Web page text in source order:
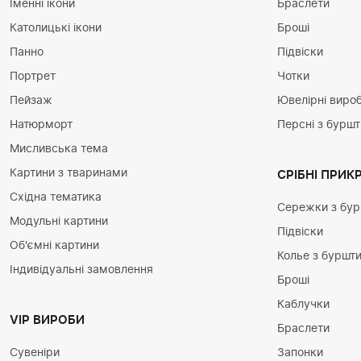
Іменні ікони
Католицькі ікони
Панно
Портрет
Пейзаж
Натюрморт
Мисливська тема
Картини з тваринами
Східна тематика
Модульні картини
Об'ємні картини
Індивідуальні замовлення
VIP ВИРОБИ
Сувеніри
Браслети
Броші
Підвіски
Чотки
Ювелірні
Персні з
СРІБНІ
Сережки з
Підвіски
Колье з
Броші
Каблучки
Браслети
Запонки